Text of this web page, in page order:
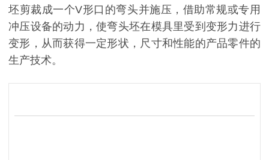
坯剪裁成一个V形口的弯头并施压，借助常规或专用
冲压设备的动力，使弯头坯在模具里受到变形力进行
变形，从而获得一定形状，尺寸和性能的产品零件的
生产技术。